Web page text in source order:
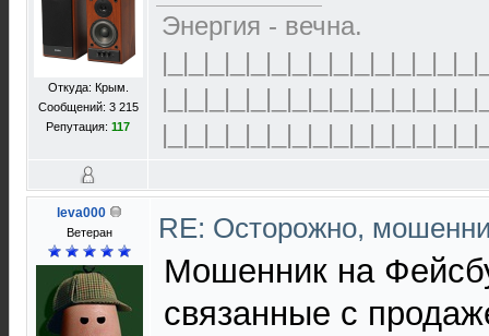
Откуда: Крым.
Сообщений: 3 215
Репутация: 117
Энергия - вечна.
leva000
Ветеран RE: Осторожно,
Мошенник на
связанные с